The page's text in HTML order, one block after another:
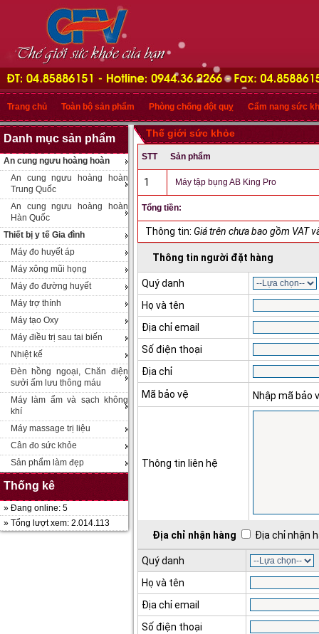
Trang chủ Toàn bộ sản phẩm Phòng chống đột quỵ Cẩm nang sức
Danh mục sản phẩm
An cung ngưu hoàng hoàn
An cung ngưu hoàng hoàn
Trung Quốc
An cung ngưu hoàng hoàn
Hàn Quốc
Thiết bị y tế Gia đình
Máy đo huyết áp
Máy xông mũi họng
Máy đo đường huyết
Máy trợ thính
Máy tạo Oxy
Máy điều trị sau tai biến
Nhiệt kế
Đèn hồng ngoại, Chăn điện
sưởi ấm lưu thông máu
Máy làm ẩm và sạch không
khí
Máy massage trị liệu
Cân đo sức khỏe
Sản phẩm làm đẹp
Thống kê
» Đang online: 5
» Tổng lượt xem: 2.014.113
Thế giới sức khỏe
STT Sản phẩm
1 Máy tập bụng AB King Pro
Tổng tiền:
Thông tin: Giá trên chưa bao gồm VAT
Thông tin người đặt hàng
Quý danh
Họ và tên
Địa chỉ email
Số điện thoại
Địa chỉ
Mã bảo vệ
Nhập mã bảo
Thông tin liên hệ
Địa chỉ nhận hàng Địa chỉ nhận
Quý danh
Họ và tên
Địa chỉ email
Số điện thoại